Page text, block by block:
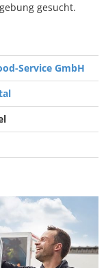
gesucht.
Service GmbH